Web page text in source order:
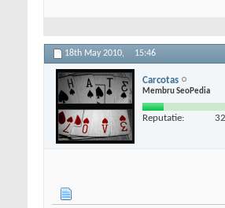
18th May 2010, 15:46
Carcotas
Membru SeoPedia
Reputatie: 32